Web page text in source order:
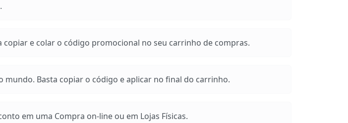
e colar o código promocional no seu carrinho de compras.
Basta copiar o código e aplicar no final do carrinho.
em uma Compra on-line ou em Lojas Físicas.